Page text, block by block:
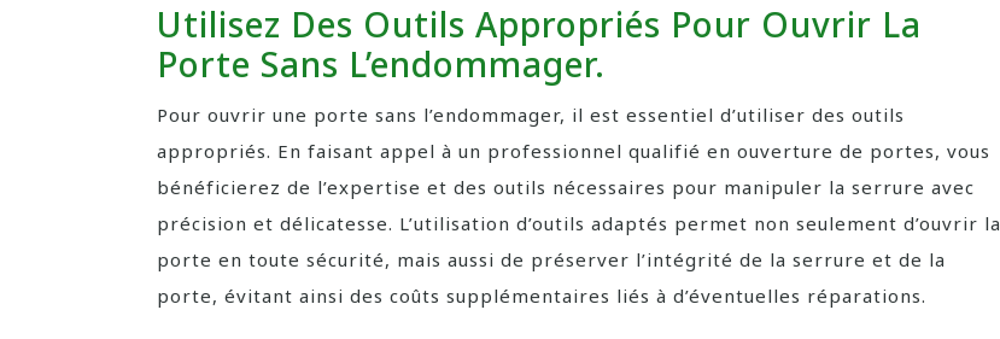
Utilisez Des Outils Appropriés Pour Ouvrir La
Porte Sans L’endommager.
Pour ouvrir une porte sans l’endommager, il est essentiel d’utiliser des outils
appropriés. En faisant appel à un professionnel qualifié en ouverture de portes, vous
bénéficierez de l’expertise et des outils nécessaires pour manipuler la serrure avec
précision et délicatesse. L’utilisation d’outils adaptés permet non seulement d’ouvrir la
porte en toute sécurité, mais aussi de préserver l’intégrité de la serrure et de la
porte, évitant ainsi des coûts supplémentaires liés à d’éventuelles réparations.